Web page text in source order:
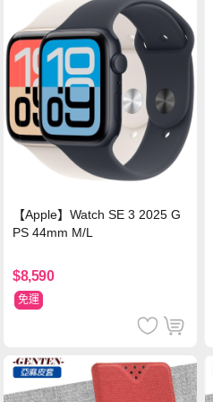
【Apple】Watch SE 3 2025 G
PS 44mm M/L
$8,590
免運